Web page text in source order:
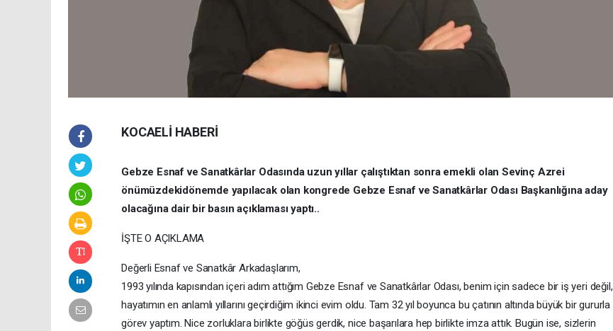
KOCAELİ HABERİ
Gebze Esnaf ve Sanatkârlar Odasında uzun yıllar çalıştıktan sonra emekli olan Sevinç Azrei
önümüzdekidönemde yapılacak olan kongrede Gebze Esnaf ve Sanatkârlar Odası Başkanlığına aday
olacağına dair bir basın açıklaması yaptı..
İŞTE O AÇIKLAMA
Değerli Esnaf ve Sanatkâr Arkadaşlarım,
1993 yılında kapısından içeri adım attığım Gebze Esnaf ve Sanatkârlar Odası, benim için sadece bir iş yeri değil,
hayatımın en anlamlı yıllarını geçirdiğim ikinci evim oldu. Tam 32 yıl boyunca bu çatının altında büyük bir gururla
görev yaptım. Nice zorluklara birlikte göğüs gerdik, nice başarılara hep birlikte imza attık. Bugün ise, sizlerin